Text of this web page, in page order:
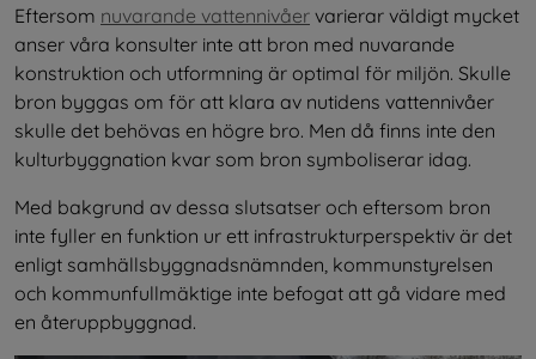
Eftersom nuvarande vattennivåer varierar väldigt mycket
anser våra konsulter inte att bron med nuvarande
konstruktion och utformning är optimal för miljön. Skulle
bron byggas om för att klara av nutidens vattennivåer
skulle det behövas en högre bro. Men då finns inte den
kulturbyggnation kvar som bron symboliserar idag.
Med bakgrund av dessa slutsatser och eftersom bron
inte fyller en funktion ur ett infrastrukturperspektiv är det
enligt samhällsbyggnadsnämnden, kommunstyrelsen
och kommunfullmäktige inte befogat att gå vidare med
en återuppbyggnad.